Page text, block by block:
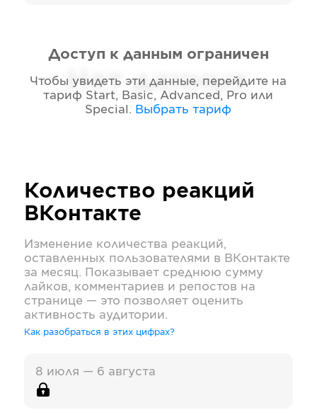
Нет данных
Доступ к данным ограничен
Чтобы увидеть эти данные, перейдите на
тариф Start, Basic, Advanced, Pro или
Special . Выбрать тариф
Количество реакций
ВКонтакте
Изменение количества реакций,
оставленных пользователями в ВКонтакте
за месяц. Показывает среднюю сумму
лайков, комментариев и репостов на
странице — это позволяет оценить
активность аудитории.
Как разобраться в этих цифрах?
8 июля — 6 августа